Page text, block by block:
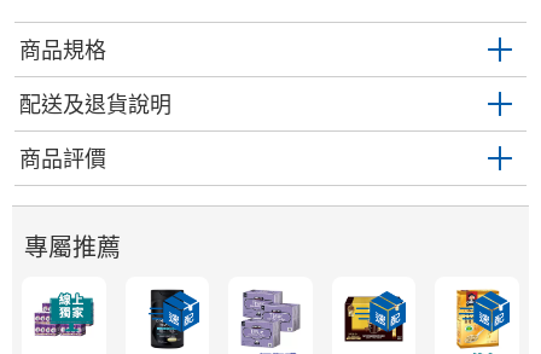
商品規格
配送及退貨說明
商品評價
專屬推薦